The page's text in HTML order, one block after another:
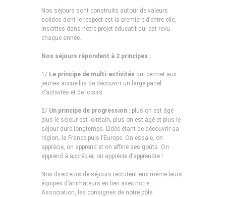
Nos séjours sont construits autour de valeurs
solides dont le respect est la première d’entre elle,
inscrites dans notre projet éducatif qui est revu
chaque année.
Nos séjours répondent à 2 principes :
1/ Le principe de multi-activités qui permet aux
jeunes accueillis de découvrir un large panel
d’activités et de loisirs.
2/ Un principe de progression : plus on est âgé
plus le séjour est lointain, plus on est âgé et plus le
séjour dure longtemps. L’idée étant de découvrir sa
région, la France puis l’Europe. On essaie, on
apprécie, on apprend et on affine ses goûts. On
apprend à apprécier, on apprécie d’apprendre !
Nos directeurs de séjours recrutent eux même leurs
équipes d’animateurs en lien avec notre
Association, les consignes de notre pôle